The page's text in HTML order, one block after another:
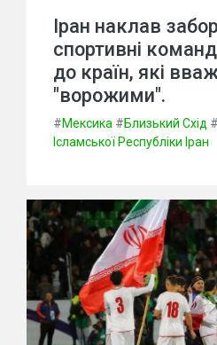
Іран наклав
спортивні
до країн, які
"ворожими".
#Мексика #Близький Схід #
Ісламської Республіки Іран